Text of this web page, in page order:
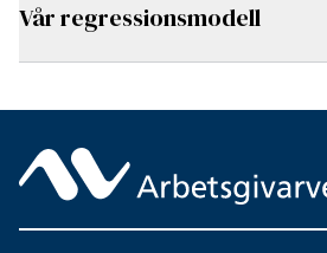
Vår regressionsmodell